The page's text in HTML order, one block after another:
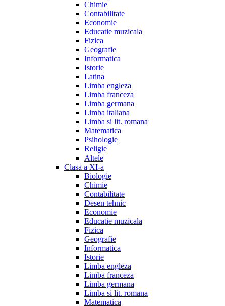
Chimie
Contabilitate
Economie
Educatie muzicala
Fizica
Geografie
Informatica
Istorie
Latina
Limba engleza
Limba franceza
Limba germana
Limba italiana
Limba si lit. romana
Matematica
Psihologie
Religie
Altele
Clasa a XI-a
Biologie
Chimie
Contabilitate
Desen tehnic
Economie
Educatie muzicala
Fizica
Geografie
Informatica
Istorie
Limba engleza
Limba franceza
Limba germana
Limba si lit. romana
Matematica